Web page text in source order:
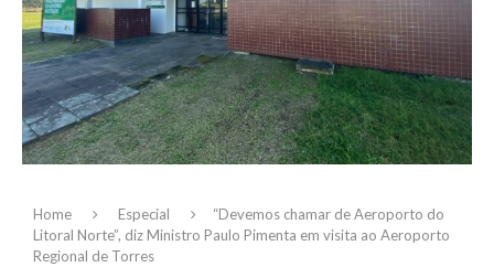
Home Especial
“Devemos chamar de Aeroporto do
Litoral Norte”, diz Ministro Paulo Pimenta em visita ao Aeroporto
Regional de Torres